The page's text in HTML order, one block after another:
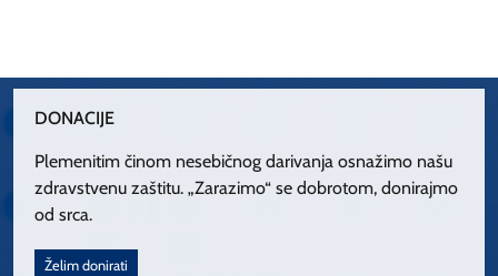
DONACIJE
Plemenitim činom nesebičnog darivanja osnažimo našu
zdravstvenu zaštitu. „Zarazimo“ se dobrotom, donirajmo
od srca.
Želim donirati